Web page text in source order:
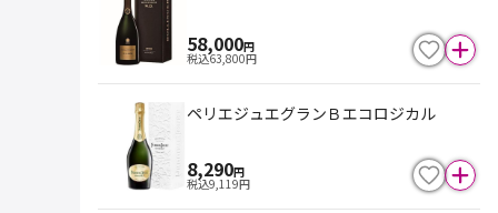
58,000円
税込63,800円
ペリエジュエグランＢエコロジカル
8,290円
税込9,119円